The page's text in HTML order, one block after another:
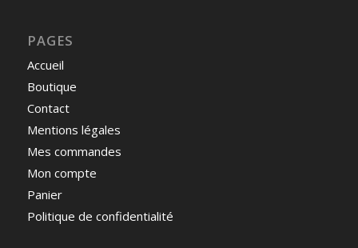
PAGES
Accueil
Boutique
Contact
Mentions légales
Mes commandes
Mon compte
Panier
Politique de confidentialité